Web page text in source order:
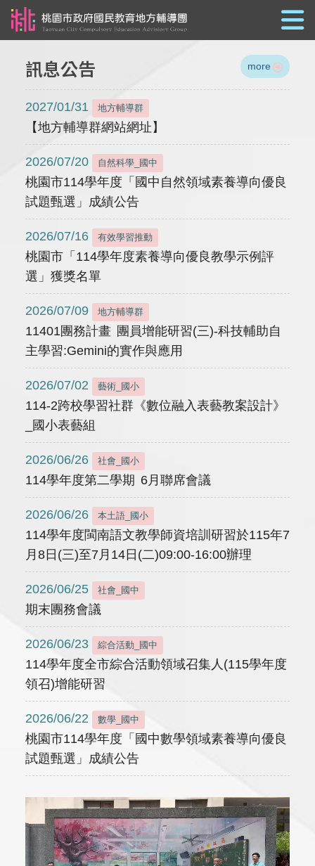
訊息公告 more
2027/01/31 地方輔導群
【地方輔導群網站網址】
2026/07/20 自然科學_國中
桃園市114學年度「國中自然領域素養導向優良
試題甄選」成績公告
2026/07/16 有效學習推動
桃園市「114學年度素養導向優良教學示例評
選」獲獎名單
2026/07/09 地方輔導群
11401團務計畫 團員增能研習(三)-科技輔助自
主學習:Gemini的實作與應用
2026/07/02 藝術_國小
114-2跨校學習社群《數位融入表藝教案設計》
_國小表藝組
2026/06/26 社會_國小
114學年度第二學期 6月聯席會議
2026/06/26 本土語_國小
114學年度閩南語文教學師資培訓研習於115年7
月8日(三)至7月14日(二)09:00-16:00辦理
2026/06/25 社會_國中
期末團務會議
2026/06/23 綜合活動_國中
114學年度全市綜合活動領域召集人(115學年度
領召)增能研習
2026/06/22 數學_國中
桃園市114學年度「國中數學領域素養導向優良
試題甄選」成績公告